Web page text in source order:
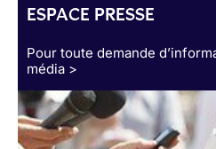
ESPACE PRESSE
Pour toute demande
média >